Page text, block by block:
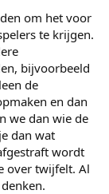
om het voor
te krijgen.
bijvoorbeeld
de
en dan
we dan wie de
dan wat
wordt
over twijfelt. Al